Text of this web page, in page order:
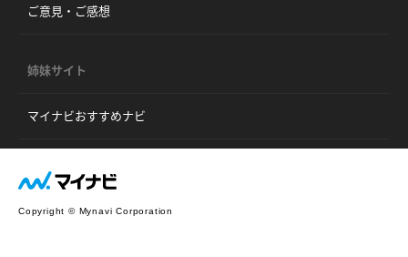
ご意見・ご感想
姉妹サイト
マイナビおすすめナビ
Copyright © Mynavi Corporation